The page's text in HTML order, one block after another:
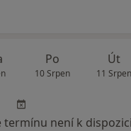
Po
10 Srpen
Út
11 Srpen
termínu není k dispozici